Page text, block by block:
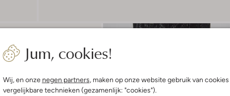
Jum, cookies!
Wij, en onze negen partners, maken op onze website gebruik van cookies
vergelijkbare technieken (gezamenlijk: "cookies").